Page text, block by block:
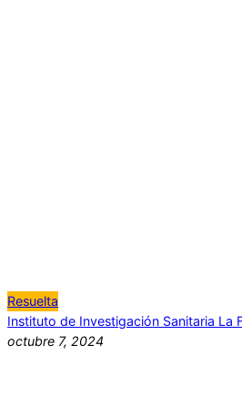
Resuelta
Instituto de Investigación Sanitaria La
octubre 7, 2024